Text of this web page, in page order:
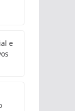
e